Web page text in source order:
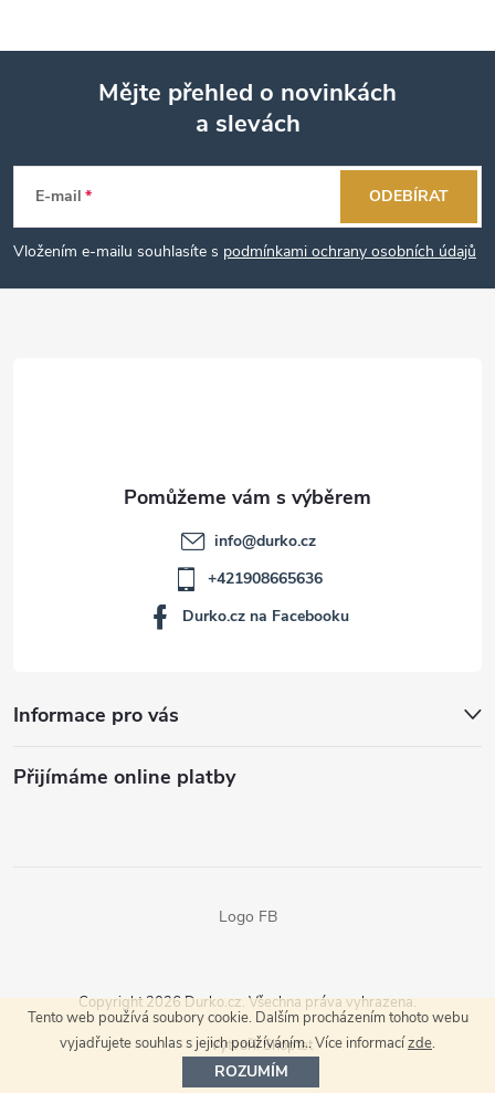
Tento web používá soubory cookie. Dalším procházením tohoto webu
vyjadřujete souhlas s jejich používáním.. Více informacízde.
ROZUMÍM
p
a
Mějte přehled o novinkách
a slevách
E-mail
Vložením e-mailu souhlasíte s podmínkami ochrany osobních údajů
ODEBÍRAT
Informace pro vás
Přijímáme online platby
info@durko.cz
+421908665636
Durko.cz na Facebooku
Logo FB
Vytvořil Shoptet
Copyright 2026 Durko.cz. Všechna práva vyhrazena.